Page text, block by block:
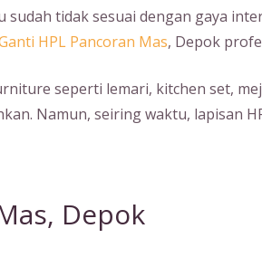
tidak sesuai dengan gaya
HPL Pancoran Mas, Depok
seperti lemari, kitchen set,
Namun, seiring waktu, lapisan
Depok